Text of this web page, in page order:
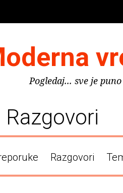
Pogledaj... sve je
Razgovori
Razgovori